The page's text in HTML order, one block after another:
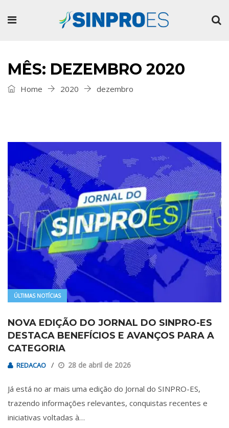
MÊS: DEZEMBRO 2020
Home 2020 dezembro
ÚLTIMAS NOTÍCIAS
NOVA EDIÇÃO DO JORNAL DO SINPRO-ES
DESTACA BENEFÍCIOS E AVANÇOS PARA A
CATEGORIA
REDACAO 28 de abril de 2026
Já está no ar mais uma edição do Jornal do SINPRO-ES,
trazendo informações relevantes, conquistas recentes e
iniciativas voltadas à…